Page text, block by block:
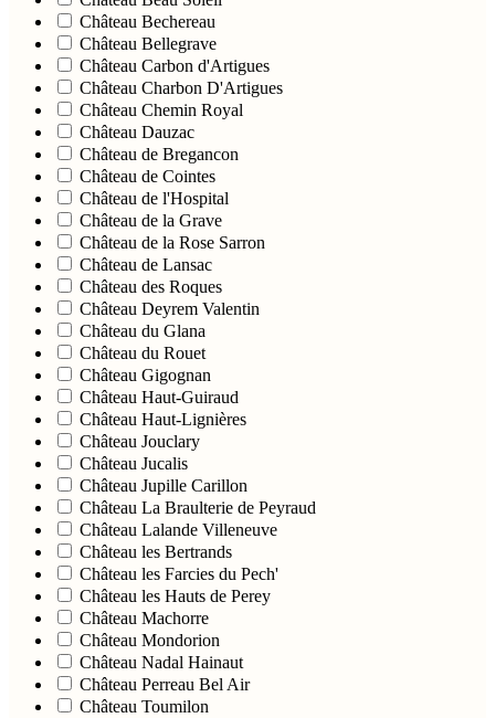
Château Bechereau
Château Bellegrave
Château Carbon d'Artigues
Château Charbon D'Artigues
Château Chemin Royal
Château Dauzac
Château de Bregancon
Château de Cointes
Château de l'Hospital
Château de la Grave
Château de la Rose Sarron
Château de Lansac
Château des Roques
Château Deyrem Valentin
Château du Glana
Château du Rouet
Château Gigognan
Château Haut-Guiraud
Château Haut-Lignières
Château Jouclary
Château Jucalis
Château Jupille Carillon
Château La Braulterie de Peyraud
Château Lalande Villeneuve
Château les Bertrands
Château les Farcies du Pech'
Château les Hauts de Perey
Château Machorre
Château Mondorion
Château Nadal Hainaut
Château Perreau Bel Air
Château Toumilon